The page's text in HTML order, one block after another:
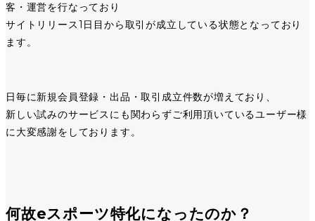
客・運営を行なっており
サイトリリース1日目から取引が成立している状態となっており
ます。
日毎に新規会員登録・出品・取引成立件数が増えており、
新しい試みのサービスにも関わらずご利用頂いているユーザー様
に大変感謝をしております。
何故eスポーツ特化になったのか？